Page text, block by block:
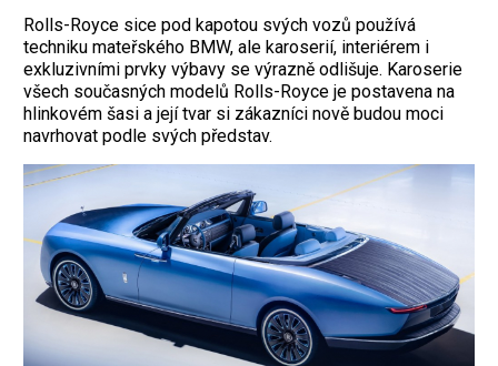
Rolls-Royce sice pod kapotou svých vozů používá
techniku mateřského BMW, ale karoserií, interiérem i
exkluzivními prvky výbavy se výrazně odlišuje. Karoserie
všech současných modelů Rolls-Royce je postavena na
hlinkovém šasi a její tvar si zákazníci nově budou moci
navrhovat podle svých představ.